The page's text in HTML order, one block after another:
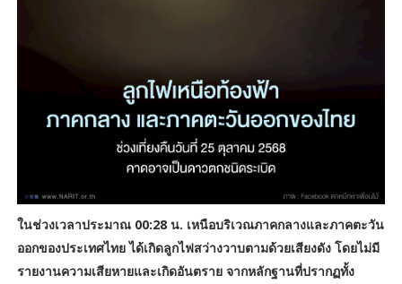
ในช่วงเวลาประมาณ 00:28 น. เหนือบริเวณภาคกลางและภาคตะวัน
ออกของประเทศไทย ได้เกิดลูกไฟสว่างวาบตามด้วยเสียงดัง โดยไม่มี
รายงานความเสียหายและเกิดอันตราย จากหลักฐานที่ปรากฏทั้ง